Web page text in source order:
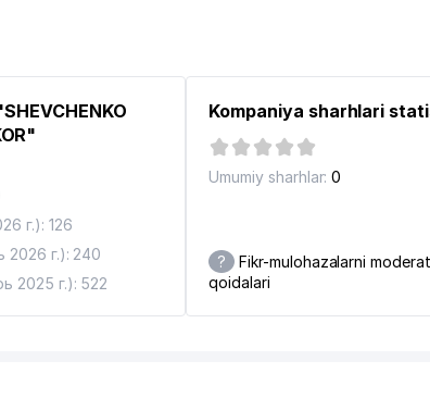
г.): 126
2026 г.): 240
2025 г.): 522
Kompaniya sharhlari
Umumiy sharhlar: 0
?
Fikr-mulohazalarni
qoidalari